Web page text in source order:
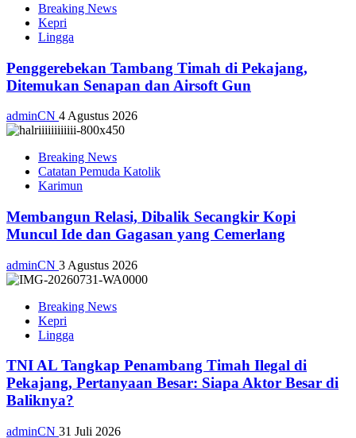
Breaking News
Kepri
Lingga
Penggerebekan Tambang Timah di Pekajang,
Ditemukan Senapan dan Airsoft Gun
adminCN 4 Agustus 2026
Breaking News
Catatan Pemuda Katolik
Karimun
Membangun Relasi, Dibalik Secangkir Kopi
Muncul Ide dan Gagasan yang Cemerlang
adminCN 3 Agustus 2026
Breaking News
Kepri
Lingga
TNI AL Tangkap Penambang Timah Ilegal di
Pekajang, Pertanyaan Besar: Siapa Aktor Besar di
Baliknya?
adminCN 31 Juli 2026